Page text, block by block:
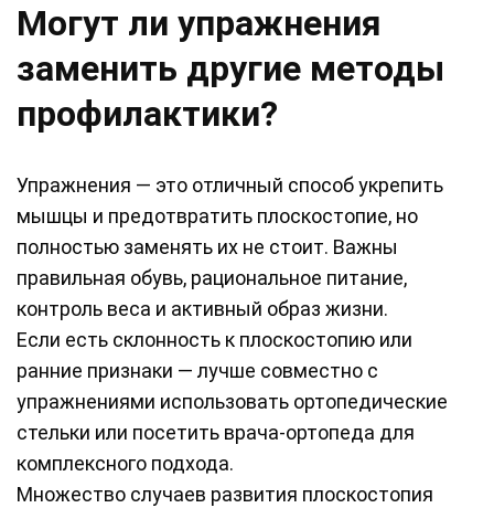
Могут ли упражнения
заменить другие методы
профилактики?
Упражнения — это отличный способ укрепить
мышцы и предотвратить плоскостопие, но
полностью заменять их не стоит. Важны
правильная обувь, рациональное питание,
контроль веса и активный образ жизни.
Если есть склонность к плоскостопию или
ранние признаки — лучше совместно с
упражнениями использовать ортопедические
стельки или посетить врача-ортопеда для
комплексного подхода.
Множество случаев развития плоскостопия